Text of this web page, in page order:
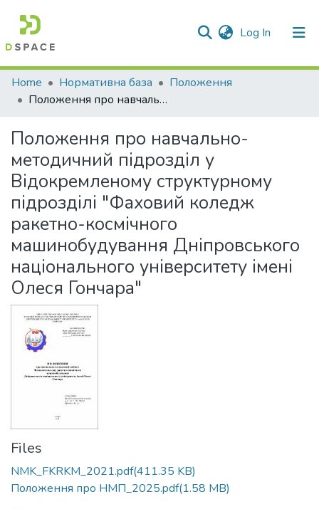
Log In (current)
Communities & Collections
Statistics
Home Нормативна база
Положення
Положення про навчально-методичний підрозділ у Відокремленому структурному підрозділі "Фаховий коледж ракетно-космічного машинобудування Дніпровського національного університету імені Олеся Гончара"
Положення про навчально-
методичний підрозділ у
Відокремленому структурному
підрозділі "Фаховий коледж
ракетно-космічного
машинобудування Дніпровського
національного університету імені
Олеся Гончара"
Files
NMK_FKRKM_2021.pdf(411.35 KB)
Положення про НМП_2025.pdf(1.58 MB)